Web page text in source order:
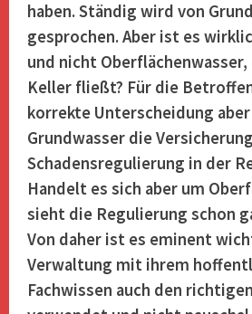
haben. Ständig wird von
gesprochen. Aber ist es
und nicht
Keller fließt? Für die
korrekte Unterscheidung
Grundwasser die
Schadensregulierung in der
Handelt es sich aber um
sieht die Regulierung schon
Von daher ist es eminent
Verwaltung mit ihrem
Fachwissen auch den